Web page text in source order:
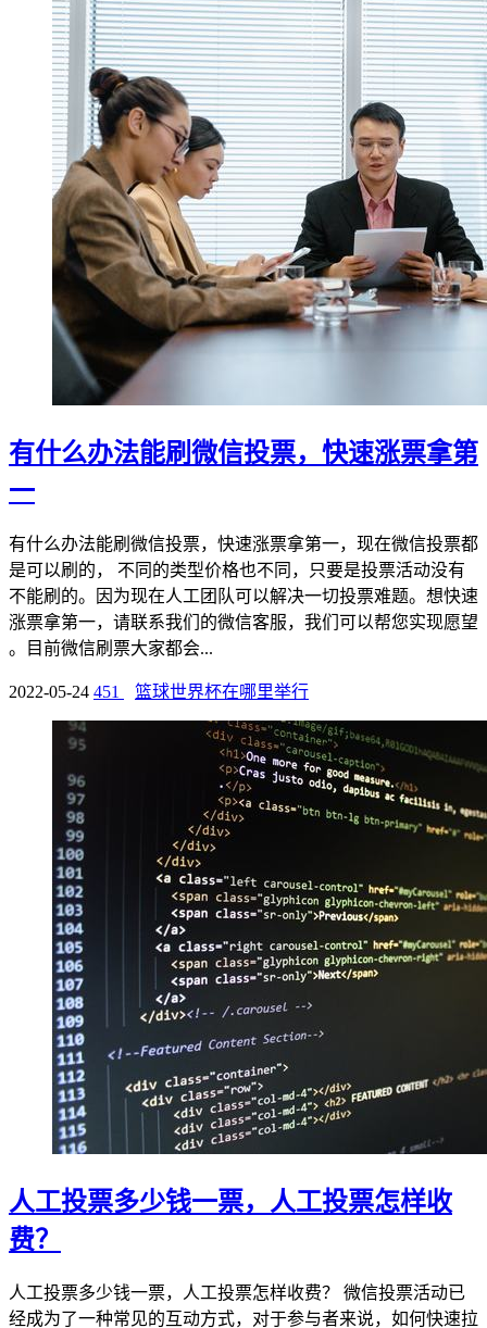
有什么办法能刷微信投票，快速涨票拿第
一
有什么办法能刷微信投票，快速涨票拿第一，现在微信投票都
是可以刷的， 不同的类型价格也不同，只要是投票活动没有
不能刷的。因为现在人工团队可以解决一切投票难题。想快速
涨票拿第一，请联系我们的微信客服，我们可以帮您实现愿望
。目前微信刷票大家都会...
2022-05-24 451 篮球世界杯在哪里举行
人工投票多少钱一票，人工投票怎样收
费？
人工投票多少钱一票，人工投票怎样收费？ 微信投票活动已
经成为了一种常见的互动方式，对于参与者来说，如何快速拉